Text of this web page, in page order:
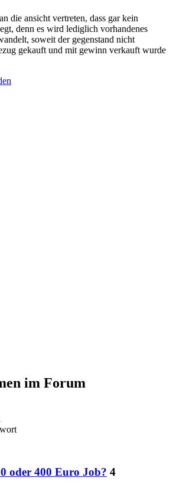
die ansicht vertreten, dass gar kein
denn es wird lediglich vorhandenes
soweit der gegenstand nicht
gekauft und mit gewinn verkauft wurde
im Forum
oder 400 Euro Job? 4